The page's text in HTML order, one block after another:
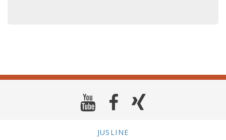
JUSLINE